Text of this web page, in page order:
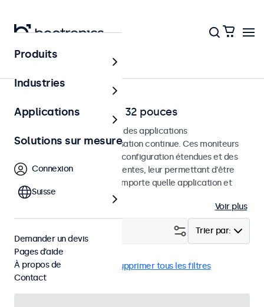
Accueil
Moniteurs RCA de 7 à 32 pouces
Moniteurs RCA conçus pour des applications
professionnelles et une utilisation continue. Ces moniteurs
RCA offrent des options de configuration étendues et des
options de montage polyvalentes, leur permettant d'être
intégrés facilement dans n'importe quelle application et
environnement.
Voir plus
Trier par:
RCA Utilisation 24/7 Supprimer tous les filtres
Produits
Industries
Applications
Solutions sur mesure
Connexion
Suisse
Demander un devis
Pages d’aide
À propos de
Contact